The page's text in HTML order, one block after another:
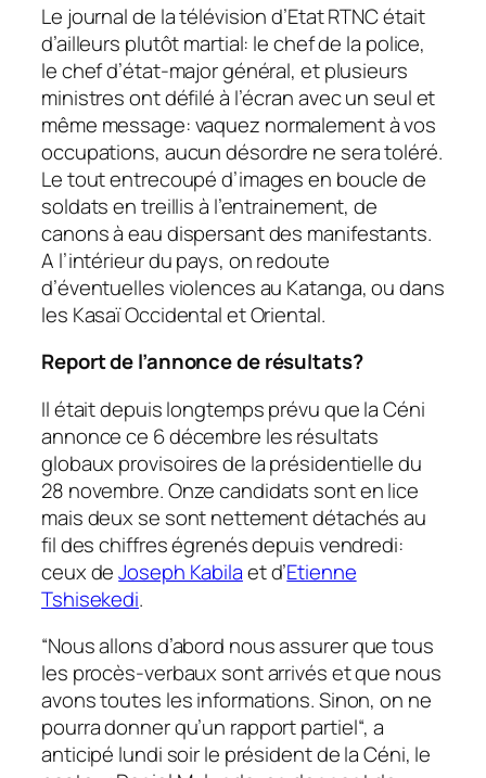
Le journal de la télévision d’Etat RTNC était
d’ailleurs plutôt martial: le chef de la police,
le chef d’état-major général, et plusieurs
ministres ont défilé à l’écran avec un seul et
même message: vaquez normalement à vos
occupations, aucun désordre ne sera toléré.
Le tout entrecoupé d’images en boucle de
soldats en treillis à l’entrainement, de
canons à eau dispersant des manifestants.
A l’intérieur du pays, on redoute
d’éventuelles violences au Katanga, ou dans
les Kasaï Occidental et Oriental.
Report de l’annonce de résultats?
Il était depuis longtemps prévu que la Céni
annonce ce 6 décembre les résultats
globaux provisoires de la présidentielle du
28 novembre. Onze candidats sont en lice
mais deux se sont nettement détachés au
fil des chiffres égrenés depuis vendredi:
ceux deJoseph Kabilaet d’Etienne
Tshisekedi.
“Nous allons d’abord nous assurer que tous
les procès-verbaux sont arrivés et que nous
avons toutes les informations. Sinon, on ne
pourra donner qu’un rapport partiel“, a
anticipé lundi soir le président de la Céni, le